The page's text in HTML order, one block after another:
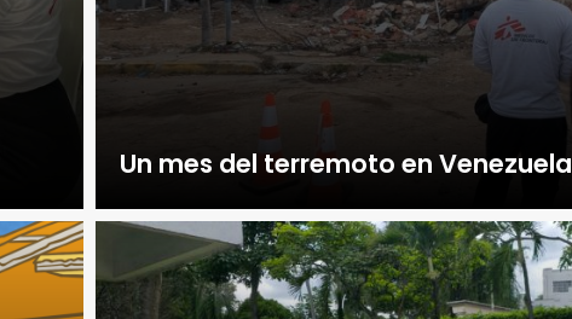
Un mes del terremoto en Venezuela